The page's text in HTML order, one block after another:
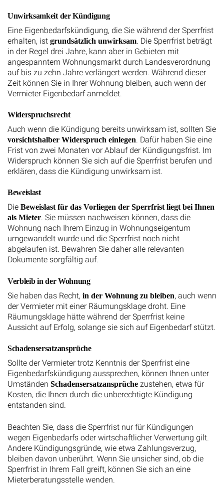
Unwirksamkeit der Kündigung
Eine Eigenbedarfskündigung, die Sie während der Sperrfrist
erhalten, ist grundsätzlich unwirksam. Die Sperrfrist beträgt
in der Regel drei Jahre, kann aber in Gebieten mit
angespanntem Wohnungsmarkt durch Landesverordnung
auf bis zu zehn Jahre verlängert werden. Während dieser
Zeit können Sie in Ihrer Wohnung bleiben, auch wenn der
Vermieter Eigenbedarf anmeldet.
Widerspruchsrecht
Auch wenn die Kündigung bereits unwirksam ist, sollten Sie
vorsichtshalber Widerspruch einlegen. Dafür haben Sie eine
Frist von zwei Monaten vor Ablauf der Kündigungsfrist. Im
Widerspruch können Sie sich auf die Sperrfrist berufen und
erklären, dass die Kündigung unwirksam ist.
Beweislast
Die Beweislast für das Vorliegen der Sperrfrist liegt bei Ihnen
als Mieter. Sie müssen nachweisen können, dass die
Wohnung nach Ihrem Einzug in Wohnungseigentum
umgewandelt wurde und die Sperrfrist noch nicht
abgelaufen ist. Bewahren Sie daher alle relevanten
Dokumente sorgfältig auf.
Verbleib in der Wohnung
Sie haben das Recht, in der Wohnung zu bleiben, auch wenn
der Vermieter mit einer Räumungsklage droht. Eine
Räumungsklage hätte während der Sperrfrist keine
Aussicht auf Erfolg, solange sie sich auf Eigenbedarf stützt.
Schadensersatzansprüche
Sollte der Vermieter trotz Kenntnis der Sperrfrist eine
Eigenbedarfskündigung aussprechen, können Ihnen unter
Umständen Schadensersatzansprüche zustehen, etwa für
Kosten, die Ihnen durch die unberechtigte Kündigung
entstanden sind.
Beachten Sie, dass die Sperrfrist nur für Kündigungen
wegen Eigenbedarfs oder wirtschaftlicher Verwertung gilt.
Andere Kündigungsgründe, wie etwa Zahlungsverzug,
bleiben davon unberührt. Wenn Sie unsicher sind, ob die
Sperrfrist in Ihrem Fall greift, können Sie sich an eine
Mieterberatungsstelle wenden.